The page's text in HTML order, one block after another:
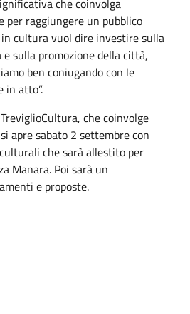
per raggiungere un pubblico
cultura vuol dire investire sulla
sulla promozione della città,
ben coniugando con le
in atto”.
che coinvolge
apre sabato 2 settembre con
che sarà allestito per
Manara. Poi sarà un
e proposte.